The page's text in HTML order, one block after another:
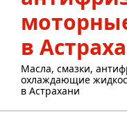
Масла, смазки,
охлаждающие
в Астрахани